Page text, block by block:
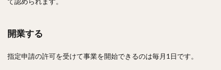
開業する
指定申請の許可を受けて事業を開始できるのは毎月1日です。